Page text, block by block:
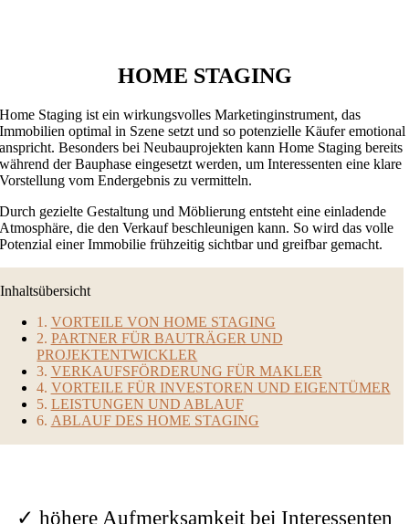
HOME STAGING
Home Staging ist ein wirkungsvolles Marketinginstrument, das
Immobilien optimal in Szene setzt und so potenzielle Käufer emotional
anspricht. Besonders bei Neubauprojekten kann Home Staging bereits
während der Bauphase eingesetzt werden, um Interessenten eine klare
Vorstellung vom Endergebnis zu vermitteln.
Durch gezielte Gestaltung und Möblierung entsteht eine einladende
Atmosphäre, die den Verkauf beschleunigen kann. So wird das volle
Potenzial einer Immobilie frühzeitig sichtbar und greifbar gemacht.
Inhaltsübersicht
VORTEILE VON HOME STAGING
PARTNER FÜR BAUTRÄGER UND
PROJEKTENTWICKLER
VERKAUFSFÖRDERUNG FÜR MAKLER
VORTEILE FÜR INVESTOREN UND EIGENTÜMER
LEISTUNGEN UND ABLAUF
ABLAUF DES HOME STAGING
✓ höhere Aufmerksamkeit bei Interessenten